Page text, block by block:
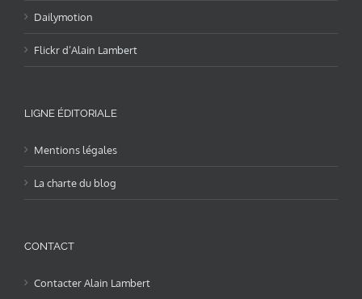
Dailymotion
Flickr d’Alain Lambert
LIGNE ÉDITORIALE
Mentions légales
La charte du blog
CONTACT
Contacter Alain Lambert